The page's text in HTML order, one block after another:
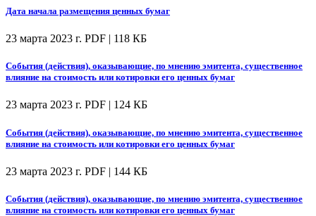
Дата начала размещения ценных бумаг
23 марта 2023 г. PDF | 118 КБ
События (действия), оказывающие, по мнению эмитента, существенное
влияние на стоимость или котировки его ценных бумаг
23 марта 2023 г. PDF | 124 КБ
События (действия), оказывающие, по мнению эмитента, существенное
влияние на стоимость или котировки его ценных бумаг
23 марта 2023 г. PDF | 144 КБ
События (действия), оказывающие, по мнению эмитента, существенное
влияние на стоимость или котировки его ценных бумаг